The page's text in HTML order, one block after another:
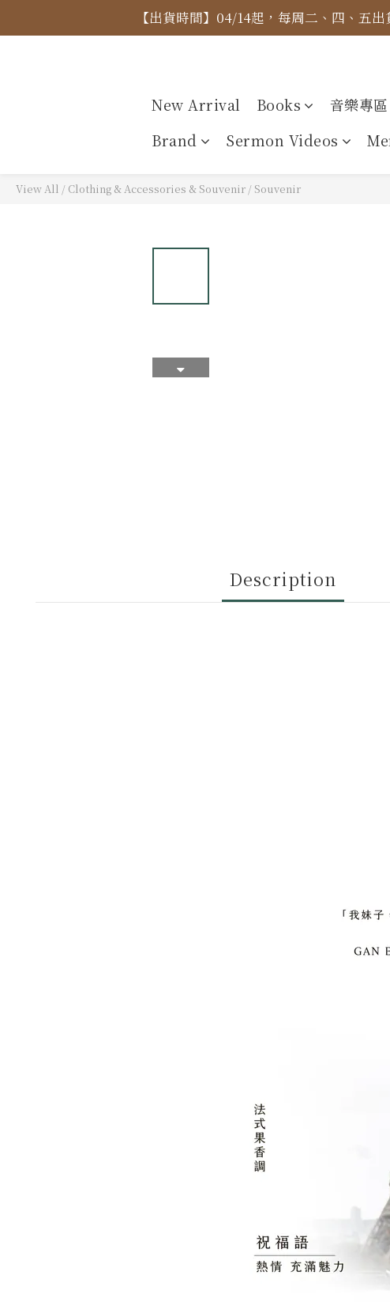
【價格標示
【出貨時間】04/14起，每周二、四、五
【價格標示
New Arrival Books 音樂專區
Brand
Sermon Videos
View All / Clothing & Accessories & Souvenir / Souvenir
Description